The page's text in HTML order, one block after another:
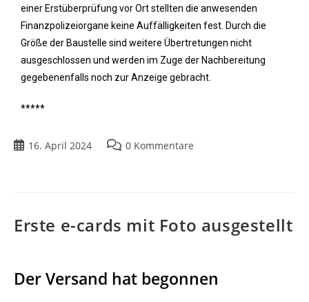
einer Erstüberprüfung vor Ort stellten die anwesenden
Finanzpolizeiorgane keine Auffälligkeiten fest. Durch die
Größe der Baustelle sind weitere Übertretungen nicht
ausgeschlossen und werden im Zuge der Nachbereitung
gegebenenfalls noch zur Anzeige gebracht.
*****
16. April 2024 0 Kommentare
Erste e-cards mit Foto ausgestellt
Der Versand hat begonnen